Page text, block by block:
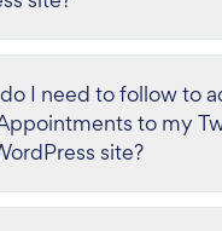
I need to follow to
to my
site?